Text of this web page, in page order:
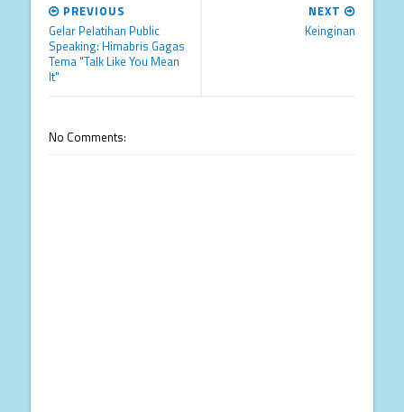
NEXT
Keinginan
PREVIOUS
Gelar Pelatihan Public
Speaking: Himabris Gagas
Tema "Talk Like You Mean
It"
No Comments: